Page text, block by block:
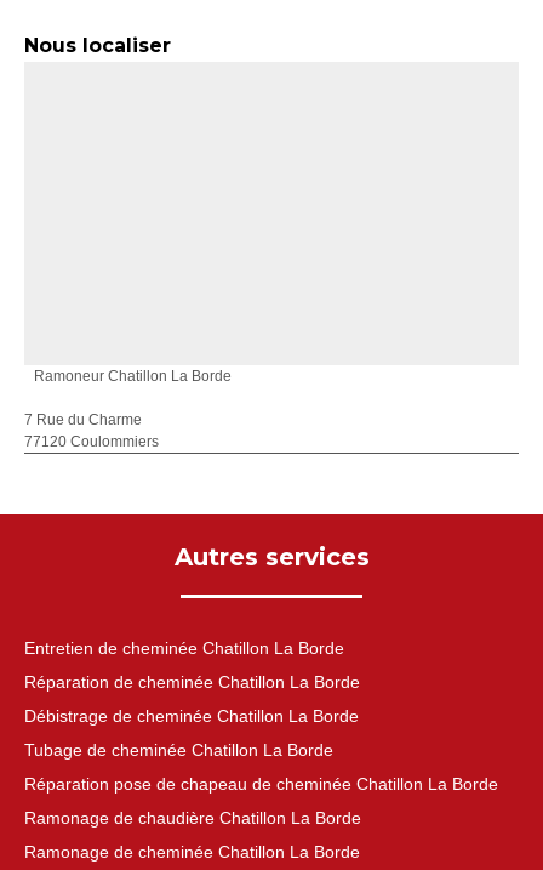
Nous localiser
Ramoneur Chatillon La Borde
7 Rue du Charme
77120 Coulommiers
Autres services
Entretien de cheminée Chatillon La Borde
Réparation de cheminée Chatillon La Borde
Débistrage de cheminée Chatillon La Borde
Tubage de cheminée Chatillon La Borde
Réparation pose de chapeau de cheminée Chatillon La Borde
Ramonage de chaudière Chatillon La Borde
Ramonage de cheminée Chatillon La Borde